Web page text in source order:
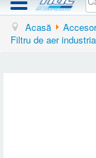
COMPRESOARE
Acasă
Filtru de aer